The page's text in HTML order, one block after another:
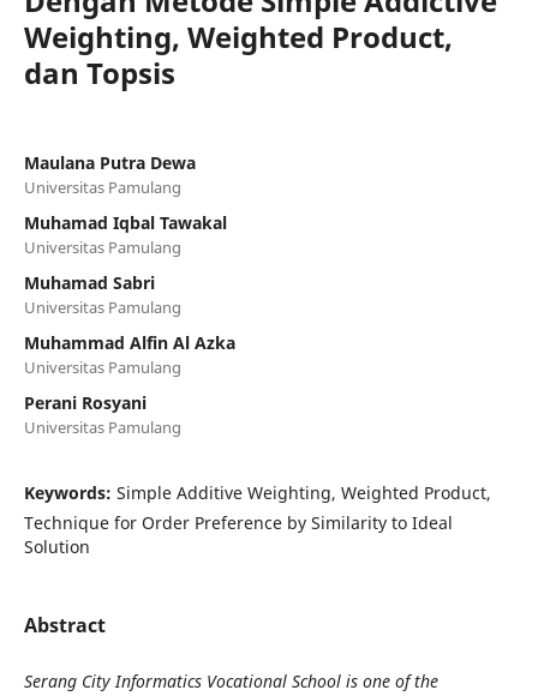
Weighting, Weighted Product,
dan Topsis
Maulana Putra Dewa
Universitas Pamulang
Muhamad Iqbal Tawakal
Universitas Pamulang
Muhamad Sabri
Universitas Pamulang
Muhammad Alfin Al Azka
Universitas Pamulang
Perani Rosyani
Universitas Pamulang
Keywords: Simple Additive Weighting, Weighted Product,
Technique for Order Preference by Similarity to Ideal
Solution
Abstract
Serang City Informatics Vocational School is one of the